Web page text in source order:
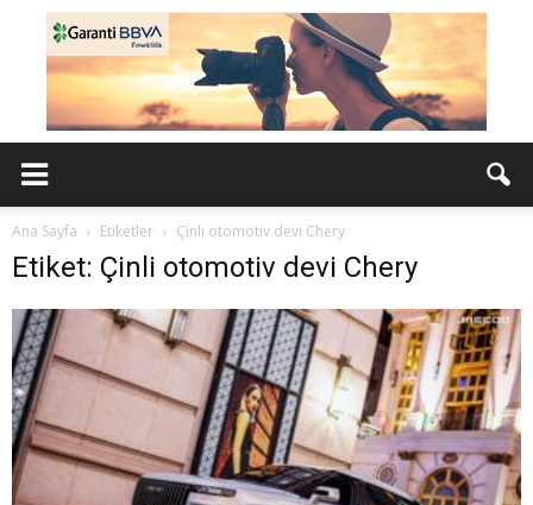
Ana Sayfa Etiketler Çinli otomotiv devi Chery
Etiket: Çinli otomotiv devi Chery